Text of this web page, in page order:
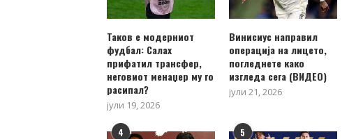
Таков е модерниот
фудбал: Салах
прифатил трансфер,
неговиот менаџер му го
расипал?
јули 19, 2026
Винисиус направил
операција на лицето,
погледнете како
изгледа сега (ВИДЕО)
јули 21, 2026
4 5